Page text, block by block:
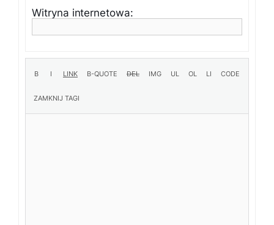
Witryna internetowa: